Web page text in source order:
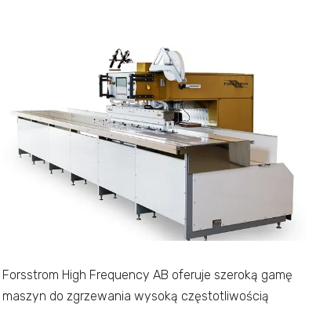
Forsstrom High Frequency AB oferuje szeroką gamę
maszyn do zgrzewania wysoką częstotliwością